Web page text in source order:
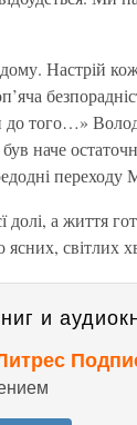
Настрій
до того…»
наче
переходу
а життя
ясних, світлих
и